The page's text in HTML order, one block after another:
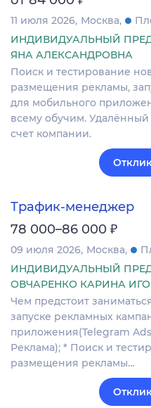
11 июля 2026 Москва
ИНДИВИДУАЛЬНЫЙ
ЯНА АЛЕКСАНДРОВНА
Поиск и тестирование
размещения рекламы,
для мобильного
всему обучим.
счет компании.
Трафик-менеджер
78 000–86 000 ₽
09 июля 2026 Москва
ИНДИВИДУАЛЬНЫЙ
ОВЧАРЕНКО КАРИНА
Чем предстоит
запуске рекламных
приложения(Telegram
Реклама); * Поиск и
размещения рекламы…